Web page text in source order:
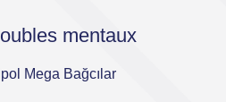
mentaux
Mega Bağcılar